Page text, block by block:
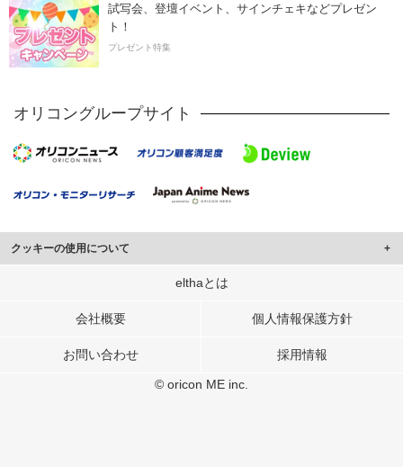
試写会、登壇イベント、サインチェキなどプレゼン
ト！
プレゼント特集
オリコングループサイト
クッキーの使用について
このサイトでは Cookie を使用して、ユーザーに合わせたコンテンツや広告の
行っています。
メディアや広告配信、データ解析の各パートナーに提供しています。
elthaとは
会社概要 個人情報保護方針
お問い合わせ 採用情報
© oricon ME inc.